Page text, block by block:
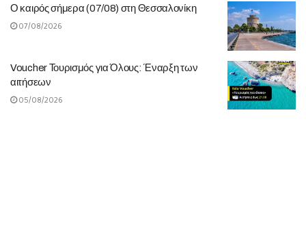
Ο καιρός σήμερα (07/08) στη Θεσσαλονίκη
07/08/2026
Voucher Τουρισμός για Όλους: Έναρξη των
αιτήσεων
05/08/2026